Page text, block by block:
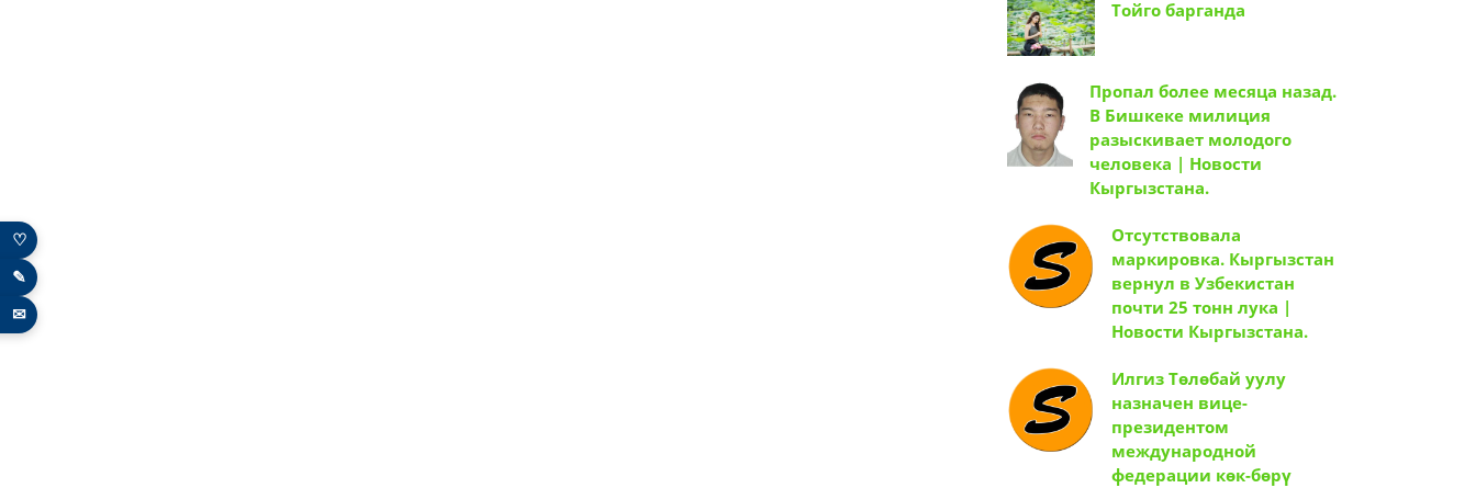
Тойго барганда
Пропал более месяца назад.
В Бишкеке милиция
разыскивает молодого
человека | Новости
Кыргызстана.
Отсутствовала
маркировка. Кыргызстан
вернул в Узбекистан
почти 25 тонн лука |
Новости Кыргызстана.
Илгиз Төлөбай уулу
назначен вице-
президентом
международной
федерации көк-бөрү
♡
✎
✉